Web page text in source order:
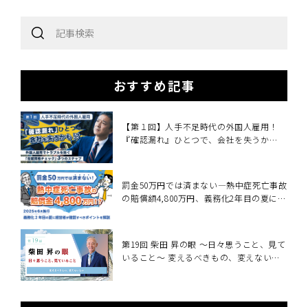
おすすめ記事
【第１回】人手不足時代の外国人雇用！
『確認漏れ』ひとつで、会社を失うか
罰金50万円では済まない―熱中症死亡事故
の賠償額4,800万円、義務化2年目の夏に経
第19回 柴田 昇の眼 ～日々思うこと、見て
いること～ 変えるべきもの、変えないも